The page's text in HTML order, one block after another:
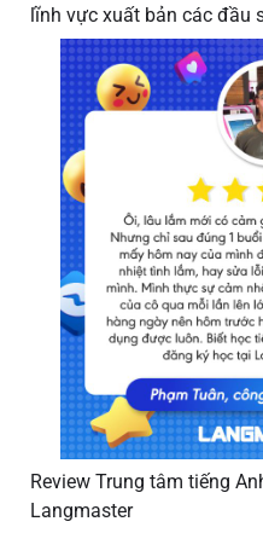
lĩnh vực xuất bản các đầu
Review Trung tâm tiếng
Langmaster